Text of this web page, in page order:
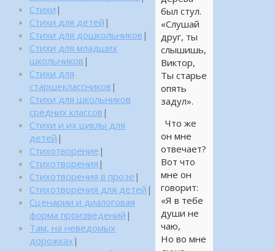
был стул.
«Слушай
друг, ты
слышишь,
Виктор,
Ты старье
опять
задул».
Что же
он мне
отвечает?
Вот что
мне он
говорит:
«Я в тебе
души не
чаю,
Но во мне
Стихи |
Стихи для детей |
Стихи для дошкольников |
Стихи для младших
школьников |
Стихи для
старшеклассников |
Стихи для школьников
средних классов |
Стихи и их циклы для
детей |
Стихотворение |
Стихотворения |
Стихотворения в прозе |
Стихотворения для детей |
Сценарии и диалоговая
форма произведений |
Там, на неведомых
дорожках |